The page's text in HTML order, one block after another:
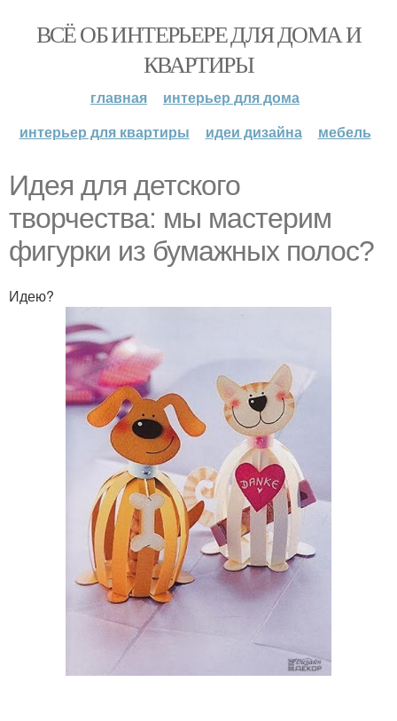
ВСЁ ОБ ИНТЕРЬЕРЕ ДЛЯ ДОМА И
КВАРТИРЫ
главная
интерьер для дома
интерьер для квартиры
идеи дизайна мебель
Идея для детского
творчества: мы мастерим
фигурки из бумажных полос?
Идею?